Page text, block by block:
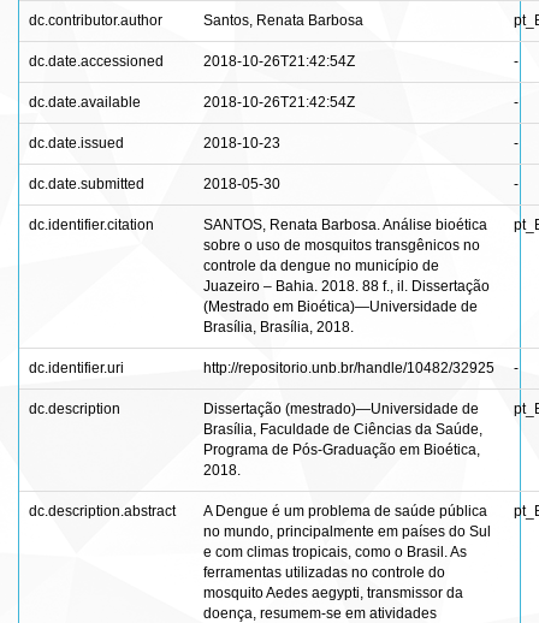
dc.contributor.author Santos, Renata Barbosa
dc.date.accessioned 2018-10-26T21:42:54Z -
dc.date.available 2018-10-26T21:42:54Z -
dc.date.issued 2018-10-23 -
dc.date.submitted 2018-05-30 -
dc.identifier.citation
SANTOS, Renata Barbosa. Análise bioética
sobre o uso de mosquitos transgênicos no
controle da dengue no município de
Juazeiro – Bahia. 2018. 88 f., il. Dissertação
(Mestrado em Bioética)—Universidade de
Brasília, Brasília, 2018.
dc.identifier.uri http://repositorio.unb.br/handle/10482/32925 -
dc.description
Dissertação (mestrado)—Universidade de
Brasília, Faculdade de Ciências da Saúde,
Programa de Pós-Graduação em Bioética,
2018.
dc.description.abstract
A Dengue é um problema de saúde pública
no mundo, principalmente em países do Sul
e com climas tropicais, como o Brasil. As
ferramentas utilizadas no controle do
mosquito Aedes aegypti, transmissor da
doença, resumem-se em atividades